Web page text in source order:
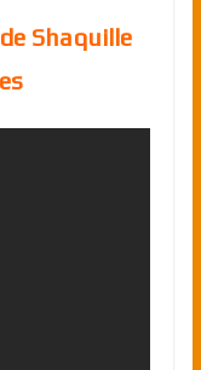
Shaquille